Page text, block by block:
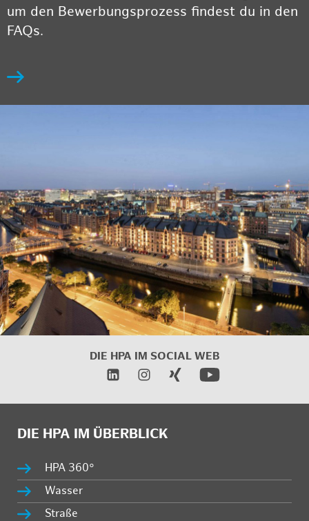
um den Bewerbungsprozess findest du in den
FAQs.
DIE HPA IM SOCIAL WEB
DIE HPA IM ÜBERBLICK
HPA 360°
Wasser
Straße